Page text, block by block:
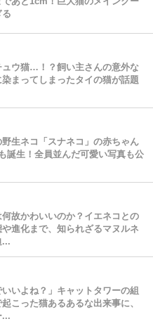
ュウ猫…！？飼い主さんの意外な
まってしまったタイの猫が話題
生ネコ「スナネコ」の赤ちゃん
誕生！全員並んだ可愛い写真も公
故かわいいのか？イエネコとの
進化まで、知られざるマヌルネ
...
いいよね？」キャットタワーの組
こった猫あるあるな出来事に、
...